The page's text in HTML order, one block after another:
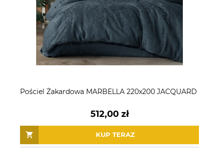
Pościel Żakardowa MARBELLA 220x200 JACQUARD
512,00 zł
KUP TERAZ